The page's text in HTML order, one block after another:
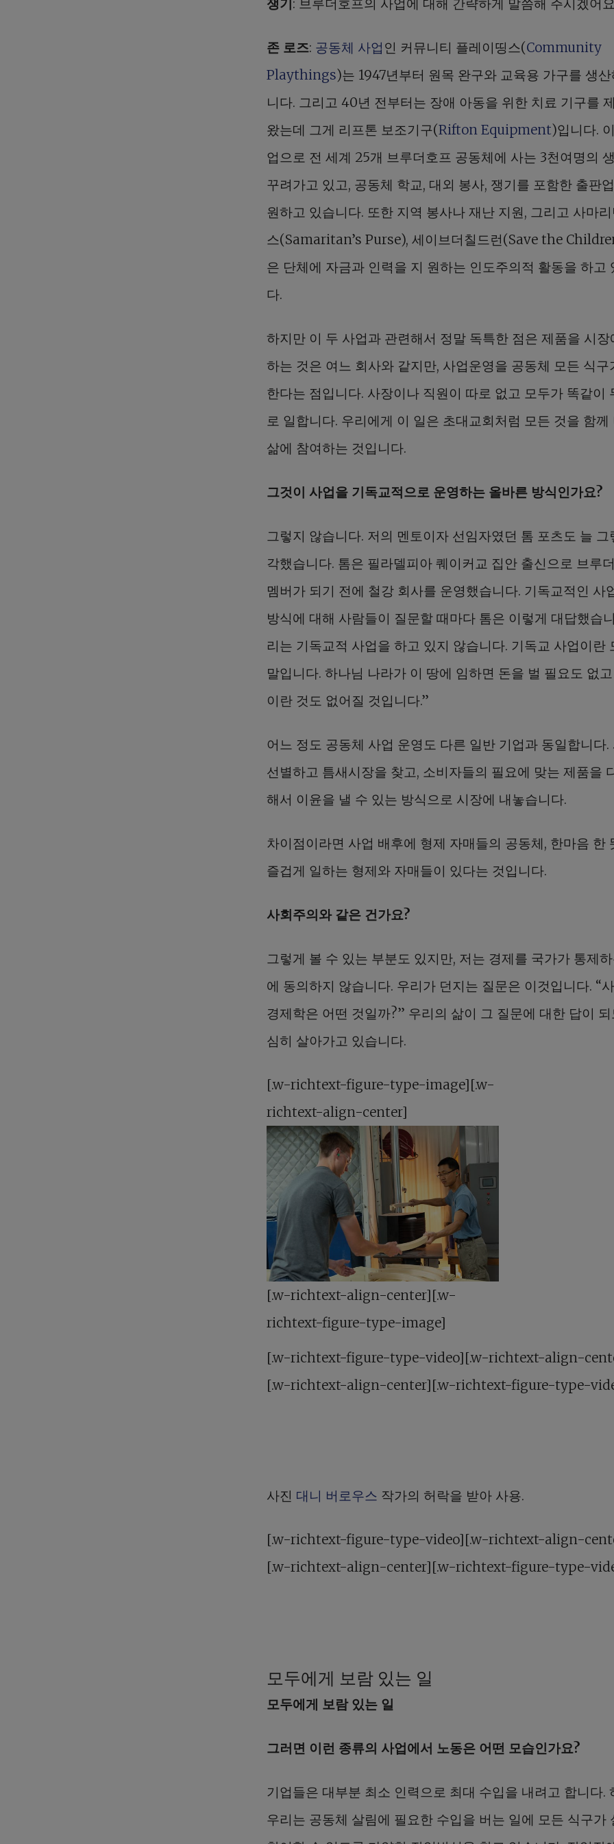
존 로즈: 공동체 사업 인 커뮤니티 플레이띵스(Community
Playthings)는 1947년부터 원목 완구와 교육용 가구를 생
니다. 그리고 40년 전부터는 장애 아동을 위한 치료 기구를
왔는데 그게 리프톤 보조기구(Rifton Equipment)입니다.
업으로 전 세계 25개 브루더호프 공동체에 사는 3천여명의
꾸려가고 있고, 공동체 학교, 대외 봉사, 쟁기를 포함한 출판
원하고 있습니다. 또한 지역 봉사나 재난 지원, 그리고 사마
스(Samaritan’s Purse), 세이브더칠드런(Save the
은 단체에 자금과 인력을 지 원하는 인도주의적 활동을 하고
다.
하지만 이 두 사업과 관련해서 정말 독특한 점은 제품을 시장
하는 것은 여느 회사와 같지만, 사업운영을 공동체 모든 식구
한다는 점입니다. 사장이나 직원이 따로 없고 모두가 똑같이
로 일합니다. 우리에게 이 일은 초대교회처럼 모든 것을 함께
삶에 참여하는 것입니다.
그것이 사업을 기독교적으로 운영하는 올바른 방식인가요?
그렇지 않습니다. 저의 멘토이자 선임자였던 톰 포츠도 늘 그
각했습니다. 톰은 필라델피아 퀘이커교 집안 출신으로 브루
멤버가 되기 전에 철강 회사를 운영했습니다. 기독교적인 사
방식에 대해 사람들이 질문할 때마다 톰은 이렇게 대답했습
리는 기독교적 사업을 하고 있지 않습니다. 기독교 사업이란
말입니다. 하나님 나라가 이 땅에 임하면 돈을 벌 필요도 없
이란 것도 없어질 것입니다.”
어느 정도 공동체 사업 운영도 다른 일반 기업과 동일합니다.
선별하고 틈새시장을 찾고, 소비자들의 필요에 맞는 제품을
해서 이윤을 낼 수 있는 방식으로 시장에 내놓습니다.
차이점이라면 사업 배후에 형제 자매들의 공동체, 한마음 한
즐겁게 일하는 형제와 자매들이 있다는 것입니다.
사회주의와 같은 건가요?
그렇게 볼 수 있는 부분도 있지만, 저는 경제를 국가가 통제
에 동의하지 않습니다. 우리가 던지는 질문은 이것입니다. “
경제학은 어떤 것일까?” 우리의 삶이 그 질문에 대한 답이 되
심히 살아가고 있습니다.
[.w-richtext-figure-type-image][.w-
richtext-align-center]
[.w-richtext-align-center][.w-
richtext-figure-type-image]
[.w-richtext-figure-type-video][.w-richtext-align-
[.w-richtext-align-center][.w-richtext-figure-type-
사진 대니 버로우스 작가의 허락을 받아 사용.
[.w-richtext-figure-type-video][.w-richtext-align-
[.w-richtext-align-center][.w-richtext-figure-type-
모두에게 보람 있는 일
모두에게 보람 있는 일
그러면 이런 종류의 사업에서 노동은 어떤 모습인가요?
기업들은 대부분 최소 인력으로 최대 수입을 내려고 합니다.
우리는 공동체 살림에 필요한 수입을 버는 일에 모든 식구가